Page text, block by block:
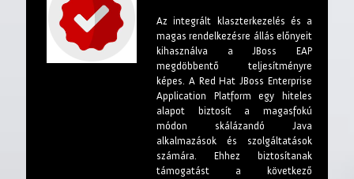
Az integrált klaszterkezelés és a
magas rendelkezésre állás előnyeit
kihasználva a JBoss EAP
megdöbbentő teljesítményre
képes. A Red Hat JBoss Enterprise
Application Platform egy hiteles
alapot biztosít a magasfokú
módon skálázandó Java
alkalmazások és szolgáltatások
számára. Ehhez biztosítanak
támogatást a következő